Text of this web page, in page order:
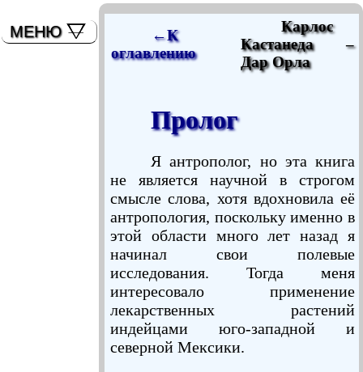
←К
оглавлению
Карлос
Кастанеда –
Дар Орла
Пролог
Я антрополог, но эта книга
не является научной в строгом
смысле слова, хотя вдохновила её
антропология, поскольку именно в
этой области много лет назад я
начинал свои полевые
исследования. Тогда меня
интересовало применение
лекарственных растений
индейцами юго-западной и
северной Мексики.
МЕНЮ